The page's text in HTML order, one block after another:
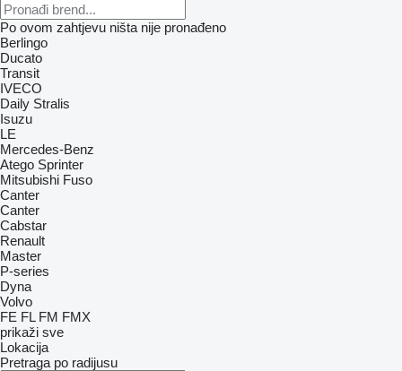
Po ovom zahtjevu ništa nije pronađeno
Berlingo
Ducato
Transit
IVECO
Daily Stralis
Isuzu
LE
Mercedes-Benz
Atego Sprinter
Mitsubishi Fuso
Canter
Canter
Cabstar
Renault
Master
P-series
Dyna
Volvo
FE FL FM FMX
prikaži sve
Lokacija
Pretraga po radijusu